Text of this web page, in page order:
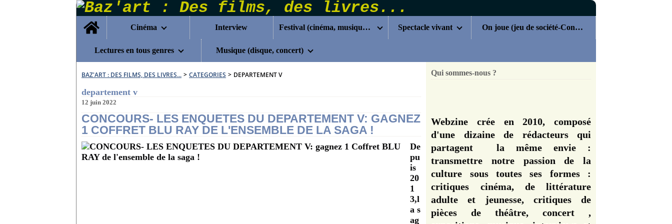
Home
Cinéma
Interview Festival (cinéma, musique...) Spectacle vivant On joue (jeu de société-Concours)
Lectures en tous genres Musique (disque, concert)
BAZ'ART : DES FILMS, DES LIVRES... > CATEGORIES > DEPARTEMENT V
departement v
12 juin 2022
CONCOURS- LES ENQUETES DU DEPARTEMENT V: GAGNEZ
1 COFFRET BLU RAY DE L'ENSEMBLE DE LA SAGA !
De
pu
is
20
1
3,l
a s
ag
Qui sommes-nous ?
Webzine crée en 2010, composé
d'une dizaine de rédacteurs qui
partagent la même envie :
transmettre notre passion de la
culture sous toutes ses formes :
critiques cinéma, de littérature
adulte et jeunesse, critiques de
pièces de théâtre, concert ,